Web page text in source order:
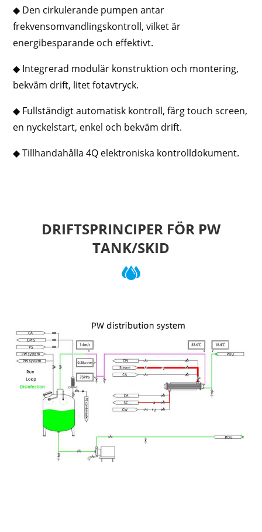
◆ Den cirkulerande pumpen antar
frekvensomvandlingskontroll, vilket är
energibesparande och effektivt.
◆ Integrerad modulär konstruktion och montering,
bekväm drift, litet fotavtryck.
◆ Fullständigt automatisk kontroll, färg touch screen,
en nyckelstart, enkel och bekväm drift.
◆ Tillhandahålla 4Q elektroniska kontrolldokument.
DRIFTSPRINCIPER FÖR PW
TANK/SKID